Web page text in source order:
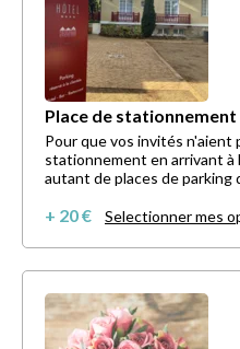
Place de
Pour que vos invités n'aient
stationnement en arrivant à
autant de places de parking
+ 20 € Selectionner mes